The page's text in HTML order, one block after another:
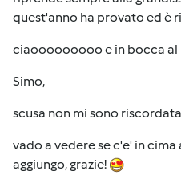
quest'anno ha provato ed è
ciaooooooooo e in bocca
Simo,
scusa non mi sono
vado a vedere se c'e' in
aggiungo, grazie!